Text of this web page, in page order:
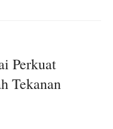
Perkuat
Tekanan